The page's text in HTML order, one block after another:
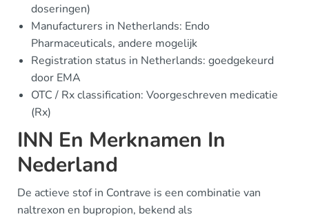
doseringen)
Manufacturers in Netherlands: Endo
Pharmaceuticals, andere mogelijk
Registration status in Netherlands: goedgekeurd
door EMA
OTC / Rx classification: Voorgeschreven medicatie
(Rx)
INN En Merknamen In
Nederland
De actieve stof in Contrave is een combinatie van
naltrexon en bupropion, bekend als